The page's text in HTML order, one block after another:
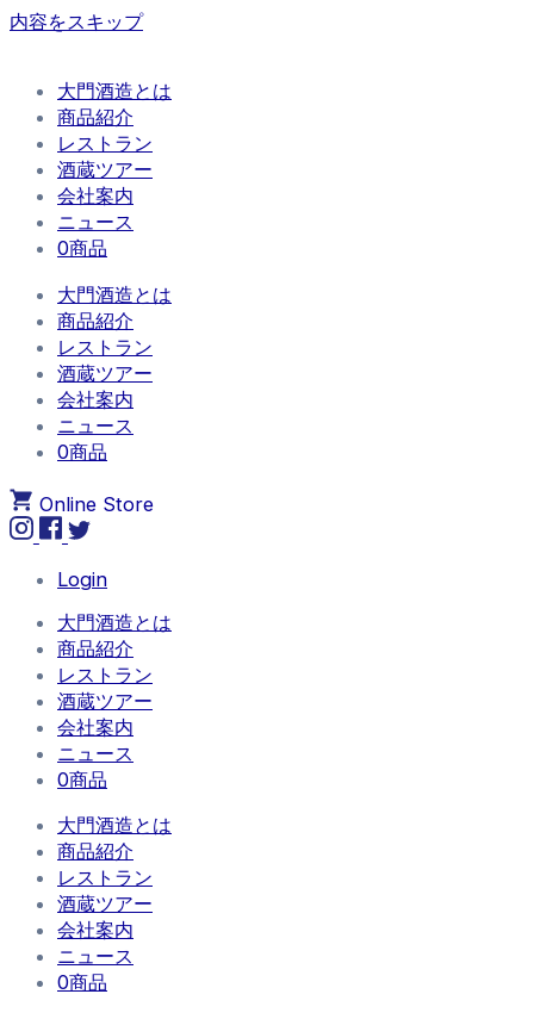
内容をスキップ
大門酒造とは
商品紹介
レストラン
酒蔵ツアー
会社案内
ニュース
0商品
大門酒造とは
商品紹介
レストラン
酒蔵ツアー
会社案内
ニュース
0商品
Online Store
Login
大門酒造とは
商品紹介
レストラン
酒蔵ツアー
会社案内
ニュース
0商品
大門酒造とは
商品紹介
レストラン
酒蔵ツアー
会社案内
ニュース
0商品